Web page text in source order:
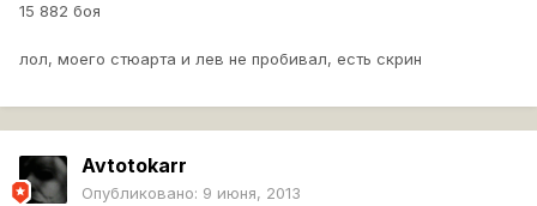
15 882 боя
лол, моего стюарта и лев не пробивал, есть скрин
Avtotokarr
Опубликовано: 9 июня, 2013